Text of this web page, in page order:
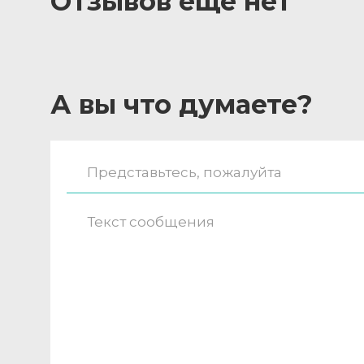
А вы что думаете?